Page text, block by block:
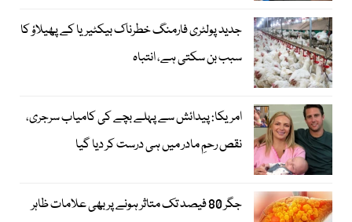
جدید پولٹری فارمنگ خطرناک بیکٹیریا کے پھیلاؤ کا
سبب بن سکتی ہے، انتباہ
امریکا: پیدائش سے پہلے بچے کی کامیاب سرجری،
نقص رحمِ مادر میں ہی درست کر دیا گیا
جگر 80 فیصد تک متاثر ہونے پر بھی علامات ظاہر